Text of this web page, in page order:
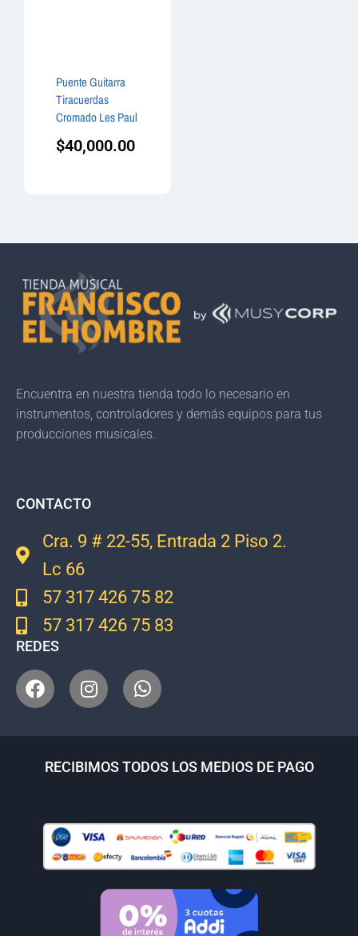
Puente Guitarra
Tiracuerdas
Cromado Les Paul
$40,000.00
Encuentra en nuestra tienda todo lo necesario en
instrumentos, controladores y demás equipos para tus
producciones musicales.
CONTACTO
Cra. 9 # 22-55, Entrada 2 Piso 2.
Lc 66
57 317 426 75 82
57 317 426 75 83
REDES
RECIBIMOS TODOS LOS MEDIOS DE PAGO